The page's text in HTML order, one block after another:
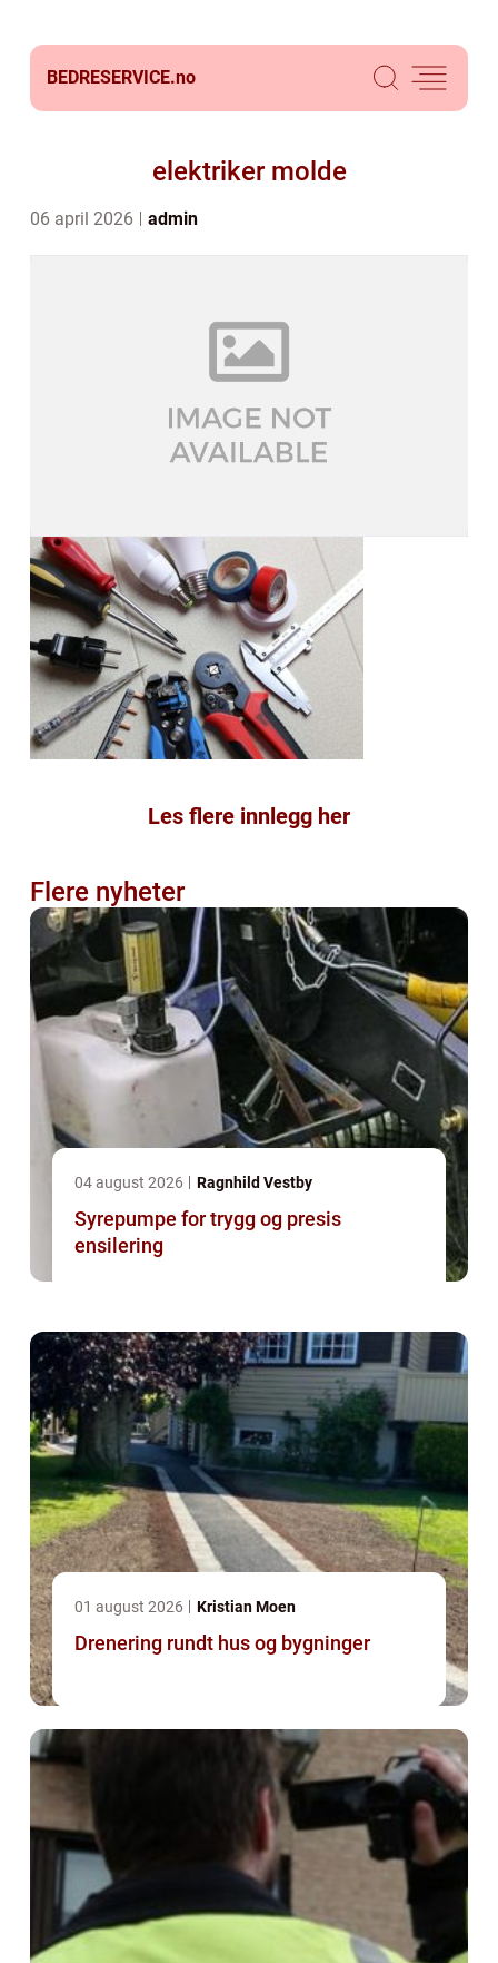
BEDRESERVICE.no
elektriker molde
06 april 2026 admin
Les flere innlegg her
Flere nyheter
04 august 2026 Ragnhild Vestby
Syrepumpe for trygg og presis
ensilering
01 august 2026 Kristian Moen
Drenering rundt hus og bygninger